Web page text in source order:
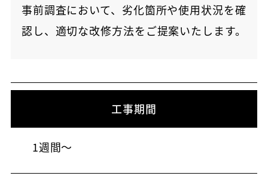
事前調査において、劣化箇所や使用状況を確
認し、適切な改修方法をご提案いたします。
工事期間
1週間～